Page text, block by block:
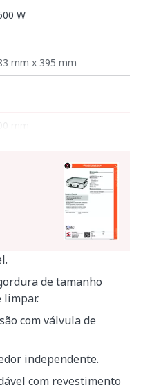
W
mm x 395 mm
x 700 x 430 mm
de tamanho
limpar.
com válvula de
independente.
com revestimento